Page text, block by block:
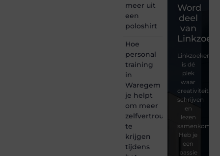
meer uit
een
poloshirt
Hoe
personal
training
in
Waregem
je helpt
om meer
zelfvertrouwen
te
krijgen
tijdens
Word
deel
van
is dé
plek
waar
creativiteit,
schrijven
en
lezen
samenkomen.
Heb je
een
passie